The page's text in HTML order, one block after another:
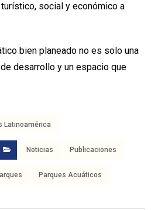
social y económico a
bien planeado no es solo una
desarrollo y un espacio que
Latinoamérica
Noticias Publicaciones
Parques Acuáticos